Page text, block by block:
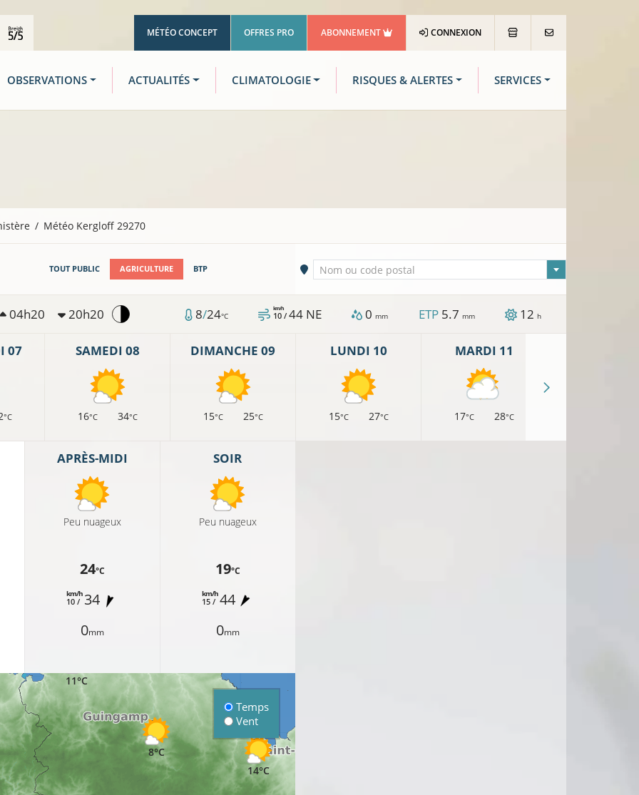
MÉTÉO CONCEPT OFFRES PRO ABONNEMENT CONNEXION
OBSERVATIONS ACTUALITÉS CLIMATOLOGIE RISQUES & ALERTES SERVICES
Météo Kergloff 29270
TOUT PUBLIC AGRICULTURE BTP Ville sélectionnée
Nom ou code postal
04h20 20h20 8/24°C 10 /
km/h 44 NE 0 mm ETP 5.7 mm 12 h
07
°C
SAMEDI 08
16°C 34°C
DIMANCHE 09
15°C 25°C
LUNDI 10
15°C 27°C
MARDI 11
17°C 28°C
APRÈS-MIDI
Peu nuageux
24°C
10 /
km/h 34
0mm
SOIR
Peu nuageux
19°C
15 /
km/h44
0mm
8°C
11°C
14°C
Temps
Vent